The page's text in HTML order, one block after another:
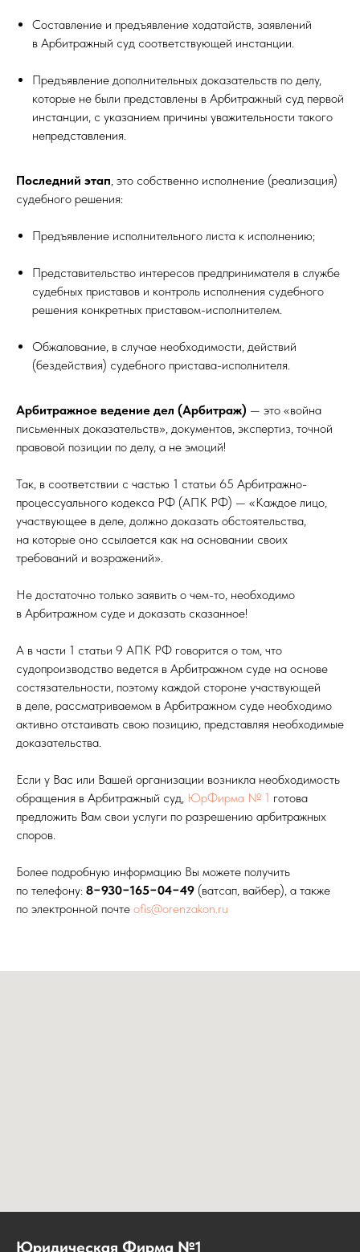
Составление и предъявление ходатайств, заявлений
в Арбитражный суд соответствующей инстанции.
Предъявление дополнительных доказательств по делу,
которые не были представлены в Арбитражный суд первой
инстанции, с указанием причины уважительности такого
непредставления.
Последний этап , это собственно исполнение (реализация)
судебного решения:
Предъявление исполнительного листа к исполнению;
Представительство интересов предпринимателя в службе
судебных приставов и контроль исполнения судебного
решения конкретных приставом-исполнителем.
Обжалование, в случае необходимости, действий
(бездействия) судебного пристава-исполнителя.
Арбитражное ведение дел (Арбитраж) — это «война
письменных доказательств», документов, экспертиз, точной
правовой позиции по делу, а не эмоций!
Так, в соответствии с частью 1 статьи 65 Арбитражно-
процессуального кодекса РФ (АПК РФ) — «Каждое лицо,
участвующее в деле, должно доказать обстоятельства,
на которые оно ссылается как на основании своих
требований и возражений».
Не достаточно только заявить о чем-то, необходимо
в Арбитражном суде и доказать сказанное!
А в части 1 статьи 9 АПК РФ говорится о том, что
судопроизводство ведется в Арбитражном суде на основе
состязательности, поэтому каждой стороне участвующей
в деле, рассматриваемом в Арбитражном суде необходимо
активно отстаивать свою позицию, представляя необходимые
доказательства.
Если у Вас или Вашей организации возникла необходимость
обращения в Арбитражный суд, ЮрФирма № 1 готова
предложить Вам свои услуги по разрешению арбитражных
споров.
Более подробную информацию Вы можете получить
по телефону: 8−930−165−04−49 (ватсап, вайбер), а также
по электронной почте ofis@orenzakon.ru
Юридическая Фирма №1